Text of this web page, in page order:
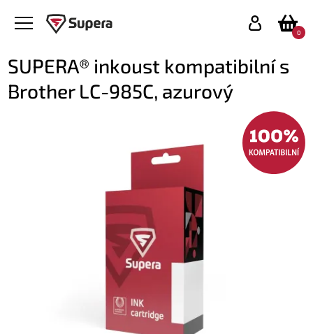
0
SUPERA® inkoust kompatibilní s
Brother LC-985C, azurový